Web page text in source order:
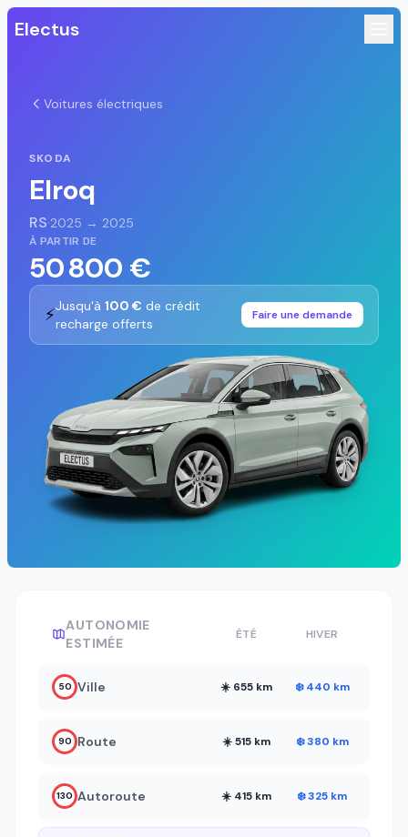
Electus
Voitures électriques
SKODA
Elroq
RS·2025 → 2025
À PARTIR DE
50 800 €
⚡Jusqu'à 100 € de crédit
recharge offerts
Faire une demande
AUTONOMIE
ESTIMÉE
ÉTÉ HIVER
50 Ville ☀️ 655 km ❄️ 440 km
90 Route ☀️ 515 km ❄️ 380 km
130 Autoroute ☀️ 415 km ❄️ 325 km